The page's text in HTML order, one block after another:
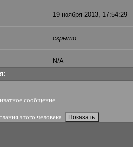
19 ноября 2013, 17:54:29
скрыто
N/A
сообщение.
этого человека.